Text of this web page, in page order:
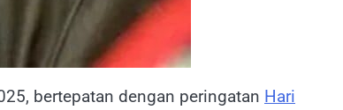
bertepatan dengan peringatan Hari